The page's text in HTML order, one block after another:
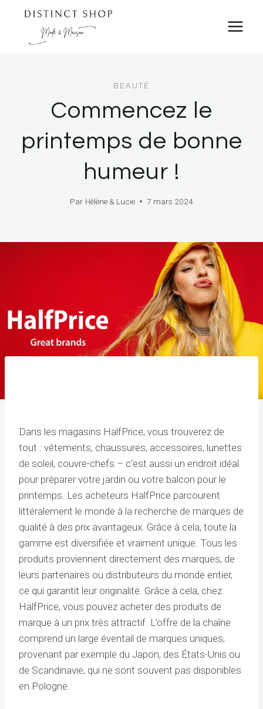
BEAUTÉ
Commencez le
printemps de bonne
humeur !
Par Hélène & Lucie 7 mars 2024
Dans les magasins HalfPrice, vous trouverez de
tout : vêtements, chaussures, accessoires, lunettes
de soleil, couvre-chefs – c’est aussi un endroit idéal
pour préparer votre jardin ou votre balcon pour le
printemps. Les acheteurs HalfPrice parcourent
littéralement le monde à la recherche de marques de
qualité à des prix avantageux. Grâce à cela, toute la
gamme est diversifiée et vraiment unique. Tous les
produits proviennent directement des marques, de
leurs partenaires ou distributeurs du monde entier,
ce qui garantit leur originalité. Grâce à cela, chez
HalfPrice, vous pouvez acheter des produits de
marque à un prix très attractif. L’offre de la chaîne
comprend un large éventail de marques uniques,
provenant par exemple du Japon, des États-Unis ou
de Scandinavie, qui ne sont souvent pas disponibles
en Pologne.